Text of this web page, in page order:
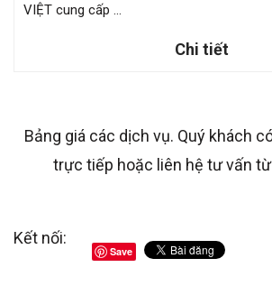
VIỆT cung cấp ...
Chi tiết
Bảng giá các dịch vụ. Quý khách
trực tiếp hoặc liên hệ tư vấn
Kết nối:
Save